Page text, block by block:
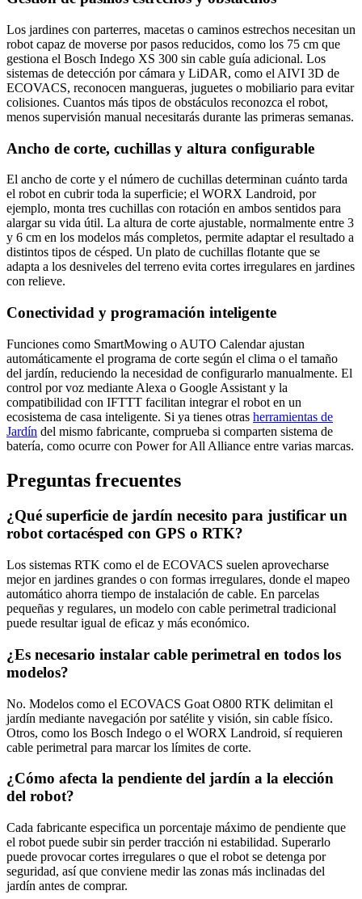
Los jardines con parterres, macetas o caminos estrechos necesitan un
robot capaz de moverse por pasos reducidos, como los 75 cm que
gestiona el Bosch Indego XS 300 sin cable guía adicional. Los
sistemas de detección por cámara y LiDAR, como el AIVI 3D de
ECOVACS, reconocen mangueras, juguetes o mobiliario para evitar
colisiones. Cuantos más tipos de obstáculos reconozca el robot,
menos supervisión manual necesitarás durante las primeras semanas.
Ancho de corte, cuchillas y altura configurable
El ancho de corte y el número de cuchillas determinan cuánto tarda
el robot en cubrir toda la superficie; el WORX Landroid, por
ejemplo, monta tres cuchillas con rotación en ambos sentidos para
alargar su vida útil. La altura de corte ajustable, normalmente entre 3
y 6 cm en los modelos más completos, permite adaptar el resultado a
distintos tipos de césped. Un plato de cuchillas flotante que se
adapta a los desniveles del terreno evita cortes irregulares en jardines
con relieve.
Conectividad y programación inteligente
Funciones como SmartMowing o AUTO Calendar ajustan
automáticamente el programa de corte según el clima o el tamaño
del jardín, reduciendo la necesidad de configurarlo manualmente. El
control por voz mediante Alexa o Google Assistant y la
compatibilidad con IFTTT facilitan integrar el robot en un
ecosistema de casa inteligente. Si ya tienes otras herramientas de
Jardín del mismo fabricante, comprueba si comparten sistema de
batería, como ocurre con Power for All Alliance entre varias marcas.
Preguntas frecuentes
¿Qué superficie de jardín necesito para justificar un
robot cortacésped con GPS o RTK?
Los sistemas RTK como el de ECOVACS suelen aprovecharse
mejor en jardines grandes o con formas irregulares, donde el mapeo
automático ahorra tiempo de instalación de cable. En parcelas
pequeñas y regulares, un modelo con cable perimetral tradicional
puede resultar igual de eficaz y más económico.
¿Es necesario instalar cable perimetral en todos los
modelos?
No. Modelos como el ECOVACS Goat O800 RTK delimitan el
jardín mediante navegación por satélite y visión, sin cable físico.
Otros, como los Bosch Indego o el WORX Landroid, sí requieren
cable perimetral para marcar los límites de corte.
¿Cómo afecta la pendiente del jardín a la elección
del robot?
Cada fabricante especifica un porcentaje máximo de pendiente que
el robot puede subir sin perder tracción ni estabilidad. Superarlo
puede provocar cortes irregulares o que el robot se detenga por
seguridad, así que conviene medir las zonas más inclinadas del
jardín antes de comprar.